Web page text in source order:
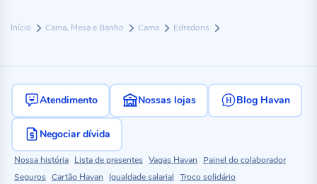
Início Cama, Mesa e Banho Cama Edredons
Atendimento Nossas lojas Blog Havan
Negociar dívida
Nossa história Lista de presentes Vagas Havan
Painel do colaborador
Seguros Cartão Havan Igualdade salarial Troco solidário